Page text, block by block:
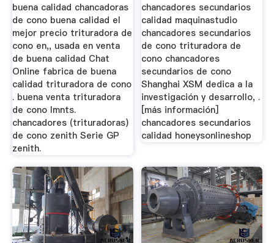
buena calidad chancadoras
de cono buena calidad el
mejor precio trituradora de
cono en,, usada en venta
de buena calidad Chat
Online fabrica de buena
calidad trituradora de cono
. buena venta trituradora
de cono lmnts.
chancadores (trituradoras)
de cono zenith Serie GP
zenith.
chancadores secundarios
calidad maquinastudio
chancadores secundarios
de cono trituradora de
cono chancadores
secundarios de cono
Shanghai XSM dedica a la
investigación y desarrollo, .
[más información]
chancadores secundarios
calidad honeysonlineshop